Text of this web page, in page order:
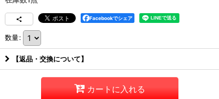
Facebookでシェア
数量:
【返品・交換について】
カートに入れる